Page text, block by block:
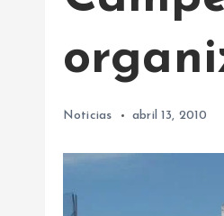
Noticias abril 13, 2010